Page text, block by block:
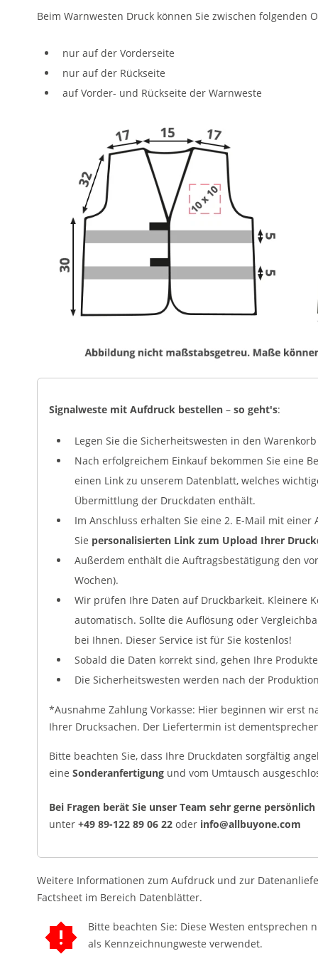
Beim Warnwesten Druck können Sie zwischen folgenden
nur auf der Vorderseite
nur auf der Rückseite
auf Vorder- und Rückseite der Warnweste
Signalweste mit Aufdruck bestellen – so geht's:
Legen Sie die Sicherheitswesten in den
Nach erfolgreichem Einkauf bekommen Sie eine
einen Link zu unserem Datenblatt, welches
Übermittlung der Druckdaten enthält.
Im Anschluss erhalten Sie eine 2. E-Mail mit
Sie personalisierten Link zum Upload Ihrer
Außerdem enthält die Auftragsbestätigung den
Wochen).
Wir prüfen Ihre Daten auf Druckbarkeit. Kleinere
automatisch. Sollte die Auflösung oder
bei Ihnen. Dieser Service ist für Sie kostenlos!
Sobald die Daten korrekt sind, gehen Ihre
Die Sicherheitswesten werden nach der
*Ausnahme Zahlung Vorkasse: Hier beginnen wir erst
Ihrer Drucksachen. Der Liefertermin ist
Bitte beachten Sie, dass Ihre Druckdaten sorgfältig
eine Sonderanfertigung und vom Umtausch
Bei Fragen berät Sie unser Team sehr gerne persönlich
unter +49 89-122 89 06 22 oder info@allbuyone.com
Weitere Informationen zum Aufdruck und zur
Factsheet im Bereich Datenblätter.
Bitte beachten Sie: Diese Westen entsprechen
als Kennzeichnungweste verwendet.